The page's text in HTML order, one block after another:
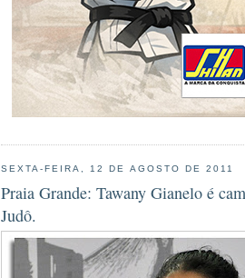
SEXTA-FEIRA, 12 DE AGOSTO DE 2011
Praia Grande: Tawany Gianelo é
Judô.